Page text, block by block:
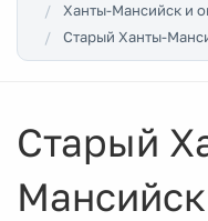
Ханты-Мансийск и
Старый Ханты-
Старый